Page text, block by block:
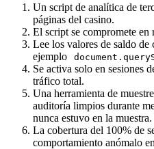
Un script de analítica de
páginas del casino.
El script se compromete en
Lee los valores de saldo
ejemplo
Se activa solo en sesiones
tráfico total.
Una herramienta de
auditoría limpios durante
nunca estuvo en la muestra.
La cobertura del 100% de
comportamiento anómalo